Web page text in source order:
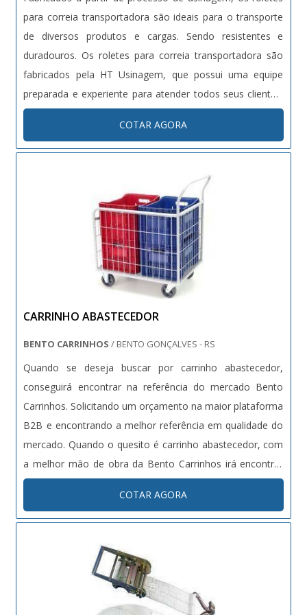
para correia transportadora são ideais para o transporte
de diversos produtos e cargas. Sendo resistentes e
duradouros. Os roletes para correia transportadora são
fabricados pela HT Usinagem, que possui uma equipe
preparada e experiente para atender todos seus clientes.
A empresa é responsável trabalha com roletes para
correia transportadora e outros produtos de usinagem
desde 1998 disponi....
COTAR AGORA
CARRINHO ABASTECEDOR
BENTO CARRINHOS / BENTO GONÇALVES - RS
Quando se deseja buscar por carrinho abastecedor,
conseguirá encontrar na referência do mercado Bento
Carrinhos. Solicitando um orçamento na maior plataforma
B2B e encontrando a melhor referência em qualidade do
mercado. Quando o quesito é carrinho abastecedor, com
a melhor mão de obra da Bento Carrinhos irá encontrar
excelente custo-benefício com pagamento acessível.MAIS
DETALHES SOBRE CARRINHO ABASTECEDORHá muitas
maneiras eficientes de demonstrar competência e
centraliza seus esforços em criar uma estrutura com:
Escritório de alta qualidade onde são realizadas as
atividades; Tecnologia de ponta; Estrutura suficiente para
COTAR AGORA